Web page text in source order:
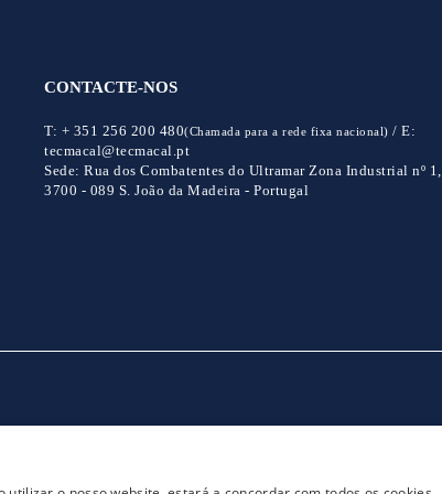
CONTACTE-NOS
T: + 351 256 200 480(Chamada para a rede fixa nacional) /E:
tecmacal@tecmacal.pt
Sede: Rua dos Combatentes do Ultramar Zona Industrial nº 1,
3700 - 089 S. João da Madeira - Portugal